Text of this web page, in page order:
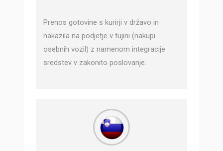
Prenos gotovine s kurirji v državo in
nakazila na podjetje v tujini (nakupi
osebnih vozil) z namenom integracije
sredstev v zakonito poslovanje.